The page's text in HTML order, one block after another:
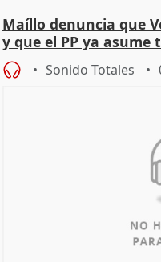
Maíllo denuncia que
y que el PP ya asume
Sonido Totales